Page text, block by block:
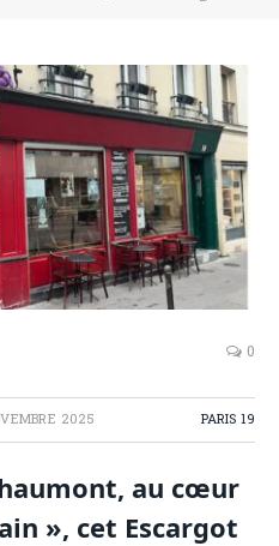
0
2025 PARIS 19
au cœur
», cet Escargot